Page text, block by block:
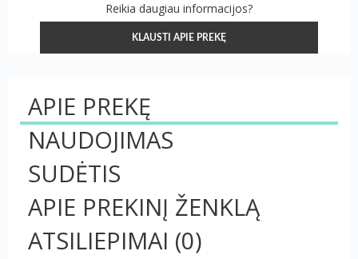
Reikia daugiau informacijos?
KLAUSTI APIE PREKĘ
APIE PREKĘ
NAUDOJIMAS
SUDĖTIS
APIE PREKINĮ ŽENKLĄ
ATSILIEPIMAI (0)